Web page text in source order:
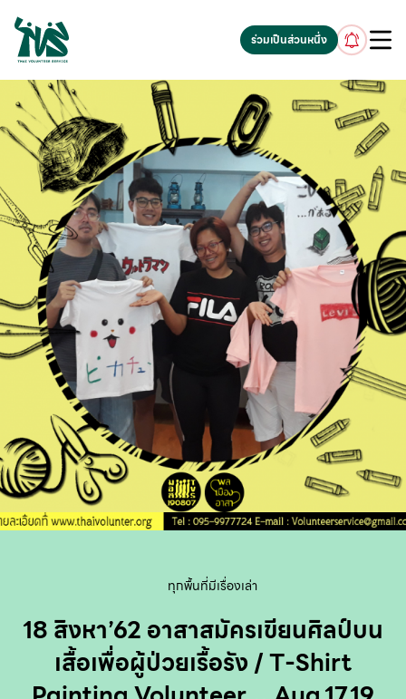
gv-5iuoxpem74qfjw.dv.googlehosted.com
ร่วมเป็นส่วนหนึ่ง
ทุกพื้นที่มีเรื่องเล่า
18 สิงหา’62 อาสาสมัครเขียนศิลป์บน
เสื้อเพื่อผู้ป่วยเรื้อรัง / T-Shirt